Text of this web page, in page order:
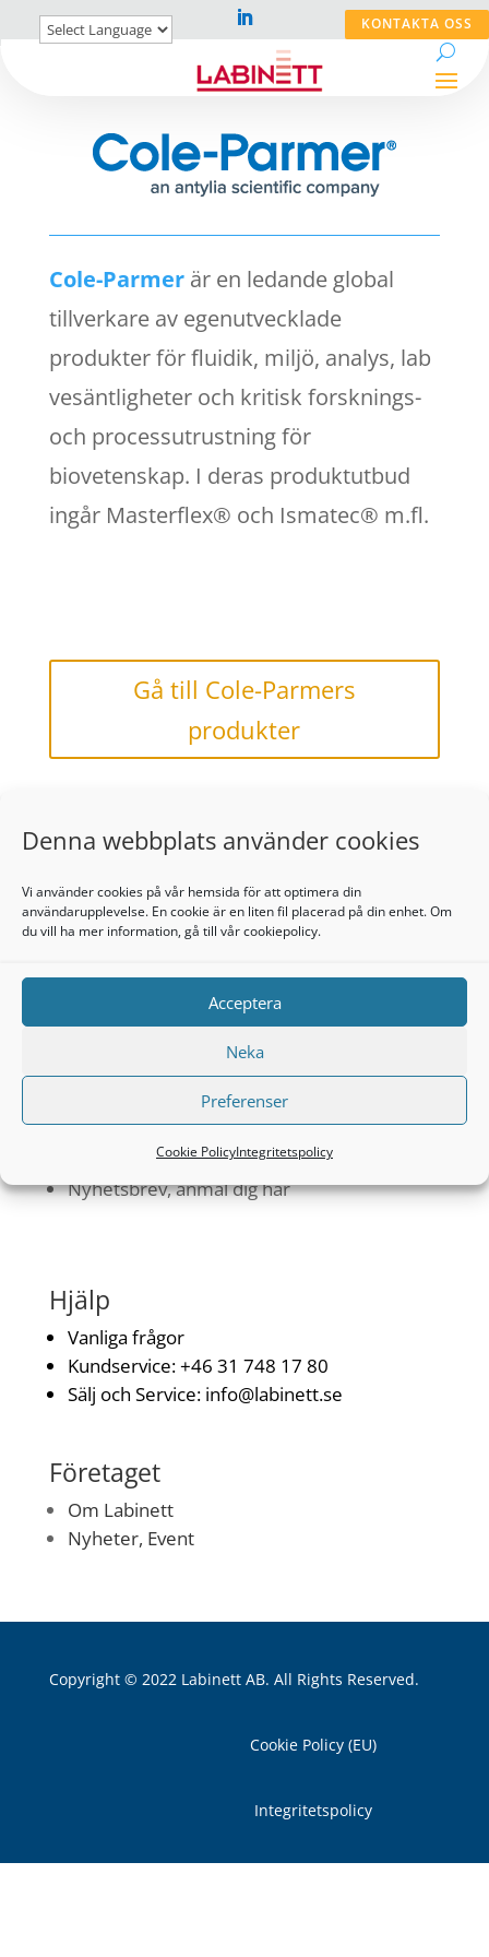
Denna webbplats använder cookies
Vi använder cookies på vår hemsida för att optimera din
användarupplevelse. En cookie är en liten fil placerad på din enhet. Om
du vill ha mer information, gå till vårcookiepolicy.
Acceptera
Neka
Preferenser
Cookie PolicyIntegritetspolicy
KONTAKTA OSS
Cole-Parmerär en ledande global
tillverkare av egenutvecklade
produkter för fluidik, miljö, analys, lab
vesäntligheter och kritisk forsknings-
och processutrustning för
biovetenskap. I deras produktutbud
ingår Masterflex® och Ismatec® m.fl.
Gå till Cole-Parmers
produkter
Applikationer
Nyhetsbrev, anmäl dig här
Hjälp
Vanliga frågor
Kundservice: +46 31 748 17 80
Sälj och Service: info@labinett.se
Företaget
Om Labinett
Nyheter, Event
Copyright © 2022 Labinett AB. All Rights Reserved.
Cookie Policy (EU)
Integritetspolicy